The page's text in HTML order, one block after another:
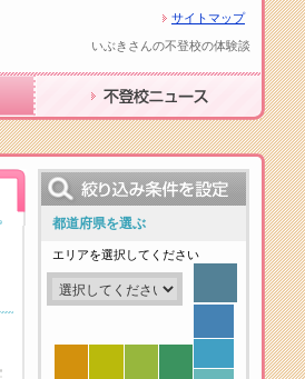
サイトマップ
いぶきさんの不登校の体験談
不登校ニュース
都道府県を選ぶ
エリアを選択してください